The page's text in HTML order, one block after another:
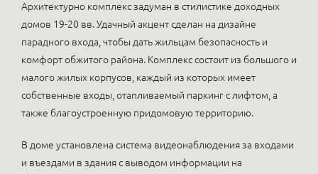
Архитектурно комплекс задуман в стилистике доходных
домов 19-20 вв. Удачный акцент сделан на дизайне
парадного входа, чтобы дать жильцам безопасность и
комфорт обжитого района. Комплекс состоит из большого и
малого жилых корпусов, каждый из которых имеет
собственные входы, отапливаемый паркинг с лифтом, а
также благоустроенную придомовую территорию.
В доме установлена система видеонаблюдения за входами
и въездами в здания с выводом информации на